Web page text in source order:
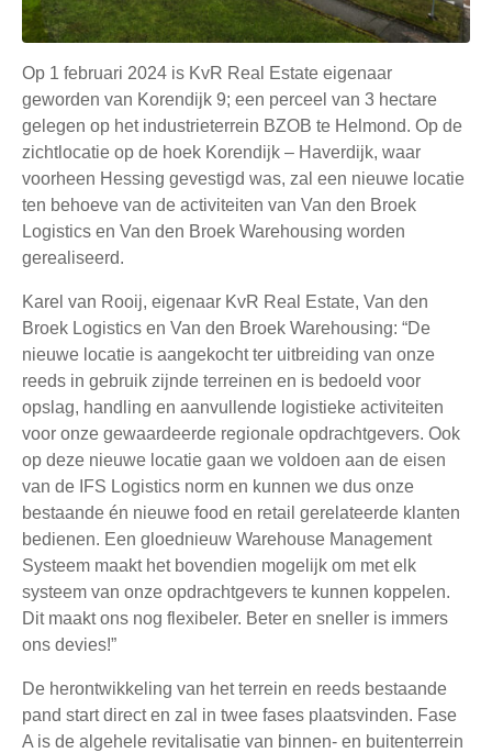
Op 1 februari 2024 is KvR Real Estate eigenaar
geworden van Korendijk 9; een perceel van 3 hectare
gelegen op het industrieterrein BZOB te Helmond. Op de
zichtlocatie op de hoek Korendijk – Haverdijk, waar
voorheen Hessing gevestigd was, zal een nieuwe locatie
ten behoeve van de activiteiten van Van den Broek
Logistics en Van den Broek Warehousing worden
gerealiseerd.
Karel van Rooij, eigenaar KvR Real Estate, Van den
Broek Logistics en Van den Broek Warehousing: “De
nieuwe locatie is aangekocht ter uitbreiding van onze
reeds in gebruik zijnde terreinen en is bedoeld voor
opslag, handling en aanvullende logistieke activiteiten
voor onze gewaardeerde regionale opdrachtgevers. Ook
op deze nieuwe locatie gaan we voldoen aan de eisen
van de IFS Logistics norm en kunnen we dus onze
bestaande én nieuwe food en retail gerelateerde klanten
bedienen. Een gloednieuw Warehouse Management
Systeem maakt het bovendien mogelijk om met elk
systeem van onze opdrachtgevers te kunnen koppelen.
Dit maakt ons nog flexibeler. Beter en sneller is immers
ons devies!”
De herontwikkeling van het terrein en reeds bestaande
pand start direct en zal in twee fases plaatsvinden. Fase
A is de algehele revitalisatie van binnen- en buitenterrein